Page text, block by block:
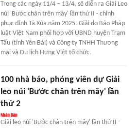
Trong các ngày 11/4 – 13/4, sẽ diễn ra Giải Leo
núi 'Bước chân trên mây' lần thứ II - chinh
phục đỉnh Tà Xùa năm 2025. Giải do Báo Pháp
luật Việt Nam phối hợp với UBND huyện Trạm
Tấu (tỉnh Yên Bái) và Công ty TNHH Thương
mại và Du lịch Hưng Việt tổ chức.
100 nhà báo, phóng viên dự Giải
leo núi 'Bước chân trên mây' lần
thứ 2
Giải leo núi 'Bước chân trên mây' lần thứ II -